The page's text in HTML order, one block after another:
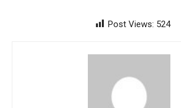
Post Views: 524